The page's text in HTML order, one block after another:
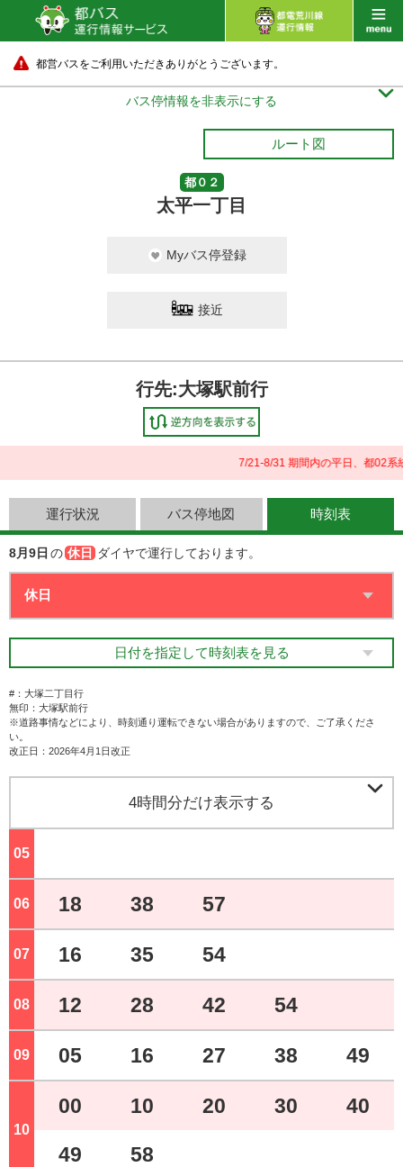
都営バスをご利用いただきありがとうございます。
バス停情報を非表示にする 
ルート図
都０２
太平一丁目
Myバス停登録
接近
行先:大塚駅前行
7/21-8/31 期間内の平日、都02系
運行状況 バス停地図 時刻表
8月9日 の 休日 ダイヤで運行しております。
日付を指定して時刻表を見る
#：大塚二丁目行
無印：大塚駅前行
※道路事情などにより、時刻通り運転できない場合がありますので、ご了承くださ
い。
改正日：2026年4月1日改正
4時間分だけ表示する 
05
06 18 38 57
07 16 35 54
08 12 28 42 54
09 05 16 27 38 49
10
00 10 20 30 40
49 58